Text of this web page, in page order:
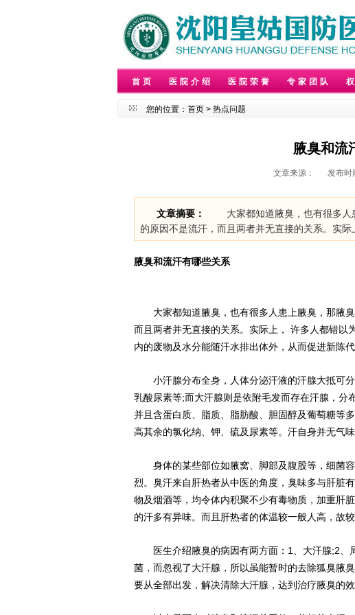
首页 医院介绍 医院荣誉 专家团队
您的位置： 首页 > 热点问题
腋臭和流
文章来源： 发布时
文章摘要：
大家都知道腋臭，也有很多人
的原因不是流汗，而且两者并无直接的关系。实
腋臭和流汗有哪些关系
大家都知道腋臭，也有很多人患上腋臭，那腋臭
而且两者并无直接的关系。实际上， 许多人都错以
内的废物及水分能随汗水排出体外，从而促进新陈
小汗腺分布全身，人体分泌汗液的汗腺大抵可分
乳酸尿素等;而大汗腺则是依附毛发而存在汗腺，分
并且含蛋白质、脂质、脂肪酸、胆固醇及葡萄糖等
高其余的氯化纳、钾、硫及尿素等。汗自身并无气
身体的某些部位如腋窝、脚部及腹股等，细菌容
烈。臭汗来自肝热者从中医的角度，臭味多与肝脏
物及烟酒等，均令体内积聚不少有毒物质，加重肝
的汗多有异味。而且肝热者的体温较一般人高，故
医生介绍腋臭的病因有两方面：1、大汗腺;2、
菌，而忽视了大汗腺，所以虽能暂时的去除狐臭腋
要从全部出发，解决清除大汗腺，达到治疗腋臭的效